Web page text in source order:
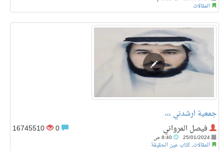
المقالات
جمعية ارشدني ،،،
فيصل المرواني
25/01/2024
المقالات, كتاب عين الحقيقة
16745510